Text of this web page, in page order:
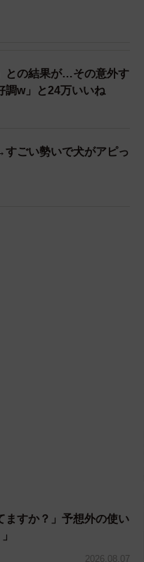
い出会いが待っていま
れしました。夫に抱っ
さんが『あら！はじめ
。「ありがたいご縁を
めかぶちゃんは…。
との結果が…その意外す
調w」と24万いいね
すごい勢いで犬がアピっ
すか？」予想外の使い
2026.08.07